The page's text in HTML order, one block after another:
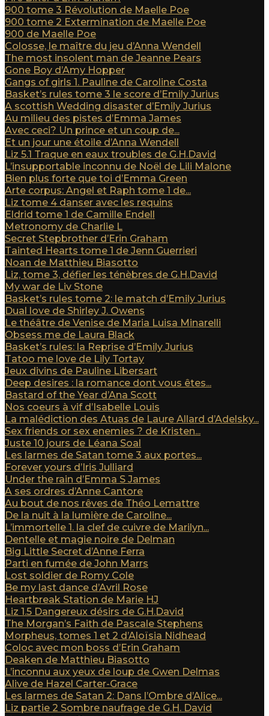
900 tome 3 Révolution de Maelle Poe
900 tome 2 Extermination de Maelle Poe
900 de Maelle Poe
Colosse, le maître du jeu d’Anna Wendell
The most insolent man de Jeanne Pears
Gone Boy d’Amy Hopper
Gangs of girls 1. Pauline de Caroline Costa
Basket’s rules tome 3 le score d’Emily Jurius
A scottish Wedding disaster d’Emily Jurius
Au milieu des pistes d’Emma James
Avec ceci? Un prince et un coup de...
Et un jour une étoile d’Anna Wendell
Liz 5.1 Traque en eaux troubles de G.H.David
L’insupportable inconnu de Noël de Lili Malone
Bien plus forte que toi d’Emma Green
Arte corpus: Angel et Raph tome 1 de...
Liz tome 4 danser avec les requins
Eldrid tome 1 de Camille Endell
Metronomy de Charlie L
Secret Stepbrother d’Erin Graham
Tainted Hearts tome 1 de Jenn Guerrieri
Noan de Matthieu Biasotto
Liz, tome 3, défier les ténèbres de G.H.David
My war de Liv Stone
Basket’s rules tome 2: le match d’Emily Jurius
Dual love de Shirley J. Owens
Le théâtre de Venise de Maria Luisa Minarelli
Obsess me de Laura Black
Basket’s rules: la Reprise d’Emily Jurius
Tatoo me love de Lily Tortay
Jeux divins de Pauline Libersart
Deep desires : la romance dont vous êtes...
Bastard of the Year d’Ana Scott
Nos coeurs à vif d’Isabelle Louis
La malédiction des Atuas de Laure Allard d’Adelsky...
Sex friends or sex enemies ? de Kristen...
Juste 10 jours de Léana Soal
Les larmes de Satan tome 3 aux portes...
Forever yours d’Iris Julliard
Under the rain d’Emma S James
A ses ordres d’Anne Cantore
Au bout de nos rêves de Théo Lemattre
De la nuit à la lumière de Caroline...
L’immortelle 1. la clef de cuivre de Marilyn...
Dentelle et magie noire de Delman
Big Little Secret d’Anne Ferra
Parti en fumée de John Marrs
Lost soldier de Romy Cole
Be my last dance d’Avril Rose
Heartbreak Station de Marie HJ
Liz 1.5 Dangereux désirs de G.H.David
The Morgan’s Faith de Pascale Stephens
Morpheus, tomes 1 et 2 d’Aloïsia Nidhead
Coloc avec mon boss d’Erin Graham
Deaken de Matthieu Biasotto
L’inconnu aux yeux de loup de Gwen Delmas
Alive de Hazel Carter-Grace
Les larmes de Satan 2: Dans l’Ombre d’Alice...
Liz partie 2 Sombre naufrage de G.H. David